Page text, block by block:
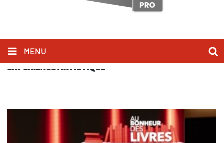
MENU
EXPÉRIENCE ARTISTIQUE